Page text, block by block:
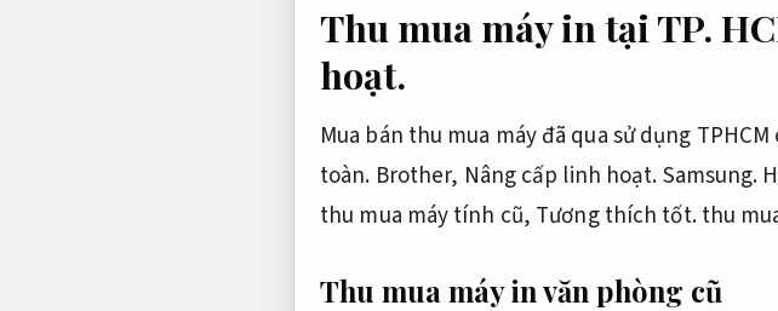
Thu mua máy in tại TP.
hoạt.
Mua bán thu mua máy đã qua sử dụng
toàn. Brother, Nâng cấp linh hoạt.Samsung.
thu mua máy tính cũ, Tương thích tốt.thu
Thu mua máy in văn phòng cũ